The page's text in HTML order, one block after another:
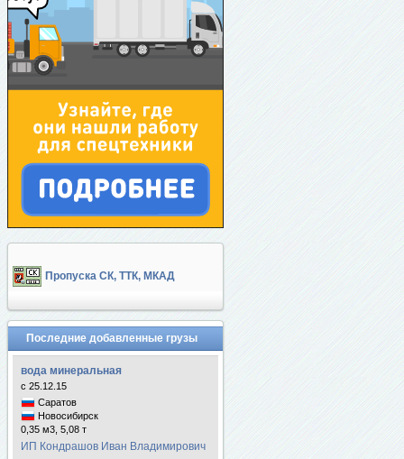
Пропуска СК, ТТК, МКАД
Последние добавленные грузы
вода минеральная
с 25.12.15
Саратов
Новосибирск
0,35 м3, 5,08 т
ИП Кондрашов Иван Владимирович